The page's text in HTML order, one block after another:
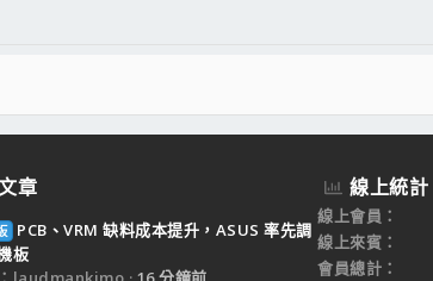
章
PCB、VRM 缺料成本提升，ASUS 率先調
板
線上統計
線上會員
線上來賓
會員總計